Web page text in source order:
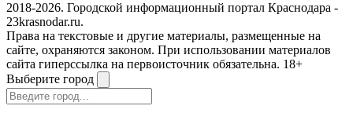
2018-2026. Городской информационный портал Краснодара -
23krasnodar.ru.
Права на текстовые и другие материалы, размещенные на
сайте, охраняются законом. При использовании материалов
сайта гиперссылка на первоисточник обязательна. 18+
Выберите город